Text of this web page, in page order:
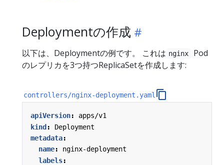
Deploymentの作成
以下は、Deploymentの例です。 これは nginx
Pod
のレプリカを3つ持つReplicaSetを作成します:
controllers/nginx-deployment.yaml
apiVersion:
apps/v1
kind:
Deployment
metadata:
name:
nginx-deployment
labels: